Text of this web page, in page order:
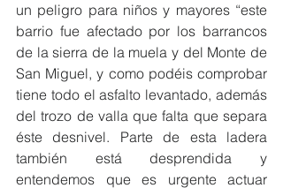
un peligro para niños y mayores “este
barrio fue afectado por los barrancos
de la sierra de la muela y del Monte de
San Miguel, y como podéis comprobar
tiene todo el asfalto levantado, además
del trozo de valla que falta que separa
éste desnivel. Parte de esta ladera
también está desprendida y
entendemos que es urgente actuar